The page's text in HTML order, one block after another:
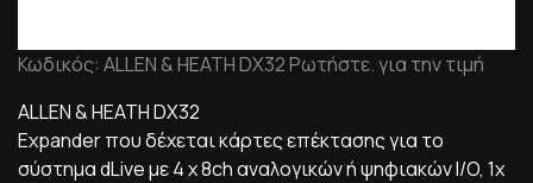
Κωδικός: ALLEN & HEATH DX32 Ρωτήστε. για την τιμή
ALLEN & HEATH DX32
Expander που δέχεται κάρτες επέκτασης για το
σύστημα dLive με 4 x 8ch αναλογικών ή ψηφιακών I/O, 1x